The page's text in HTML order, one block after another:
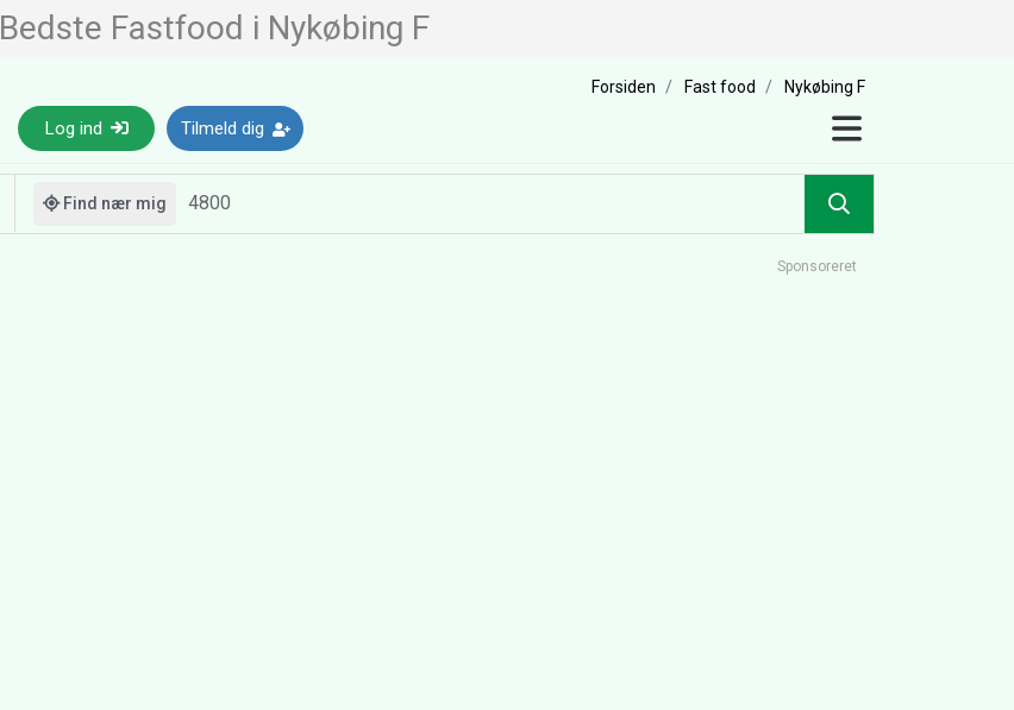
Bedste Fastfood i Nykøbing F
Forsiden Fast food Nykøbing F
Log ind Tilmeld dig
Find nær mig
Sponsoreret